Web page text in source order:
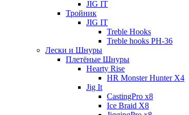
JIG IT
Тройник
JIG IT
Treble Hooks
Treble hooks PH-36
Лески и Шнуры
Плетёные Шнуры
Hearty Rise
HR Monster Hunter X4
Jig It
CastingPro x8
Ice Braid X8